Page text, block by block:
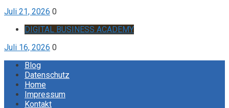
Juli 21, 2026 0
DIGITAL BUSINESS ACADEMY
Juli 16, 2026 0
Blog
Datenschutz
Home
Impressum
Kontakt